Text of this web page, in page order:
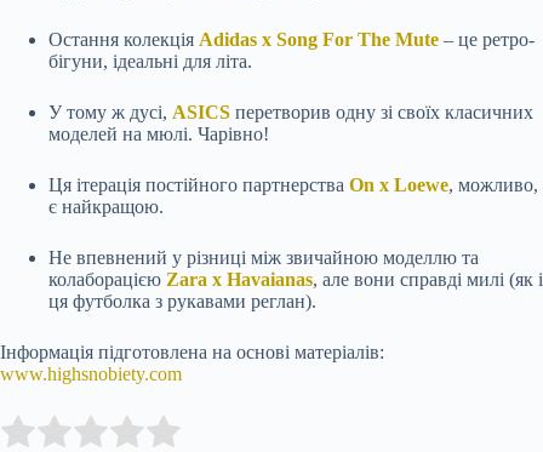
Остання колекція Adidas x Song For The Mute – це ретро-
бігуни, ідеальні для літа.
У тому ж дусі, ASICS перетворив одну зі своїх класичних
моделей на мюлі. Чарівно!
Ця ітерація постійного партнерства On x Loewe, можливо,
є найкращою.
Не впевнений у різниці між звичайною моделлю та
колаборацією Zara x Havaianas, але вони справді милі (як і
ця футболка з рукавами реглан).
Інформація підготовлена на основі матеріалів:
www.highsnobiety.com
Rate this item: